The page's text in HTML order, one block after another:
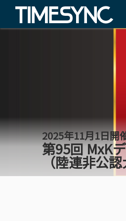
2025年11月1日開
第95回 MxK
（陸連非公認